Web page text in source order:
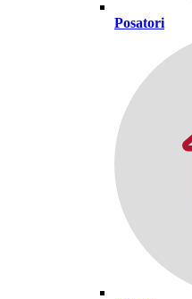
Posatori